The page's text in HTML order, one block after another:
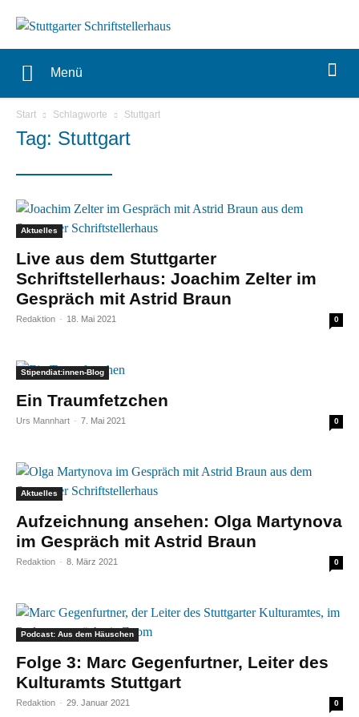
Menü
Start Schlagworte Stuttgart
Tag: Stuttgart
Aktuelles
Live aus dem Stuttgarter
Schriftstellerhaus: Joachim Zelter im
Gespräch mit Astrid Braun
Redaktion - 18. Mai 2021 0
Stipendiat:innen-Blog
Ein Traumfetzchen
Urs Mannhart - 7. Mai 2021 0
Aktuelles
Aufzeichnung ansehen: Olga Martynova
im Gespräch mit Astrid Braun
Redaktion - 8. März 2021 0
Podcast: Aus dem Häuschen
Folge 3: Marc Gegenfurtner, Leiter des
Kulturamts Stuttgart
Redaktion - 29. Januar 2021 0